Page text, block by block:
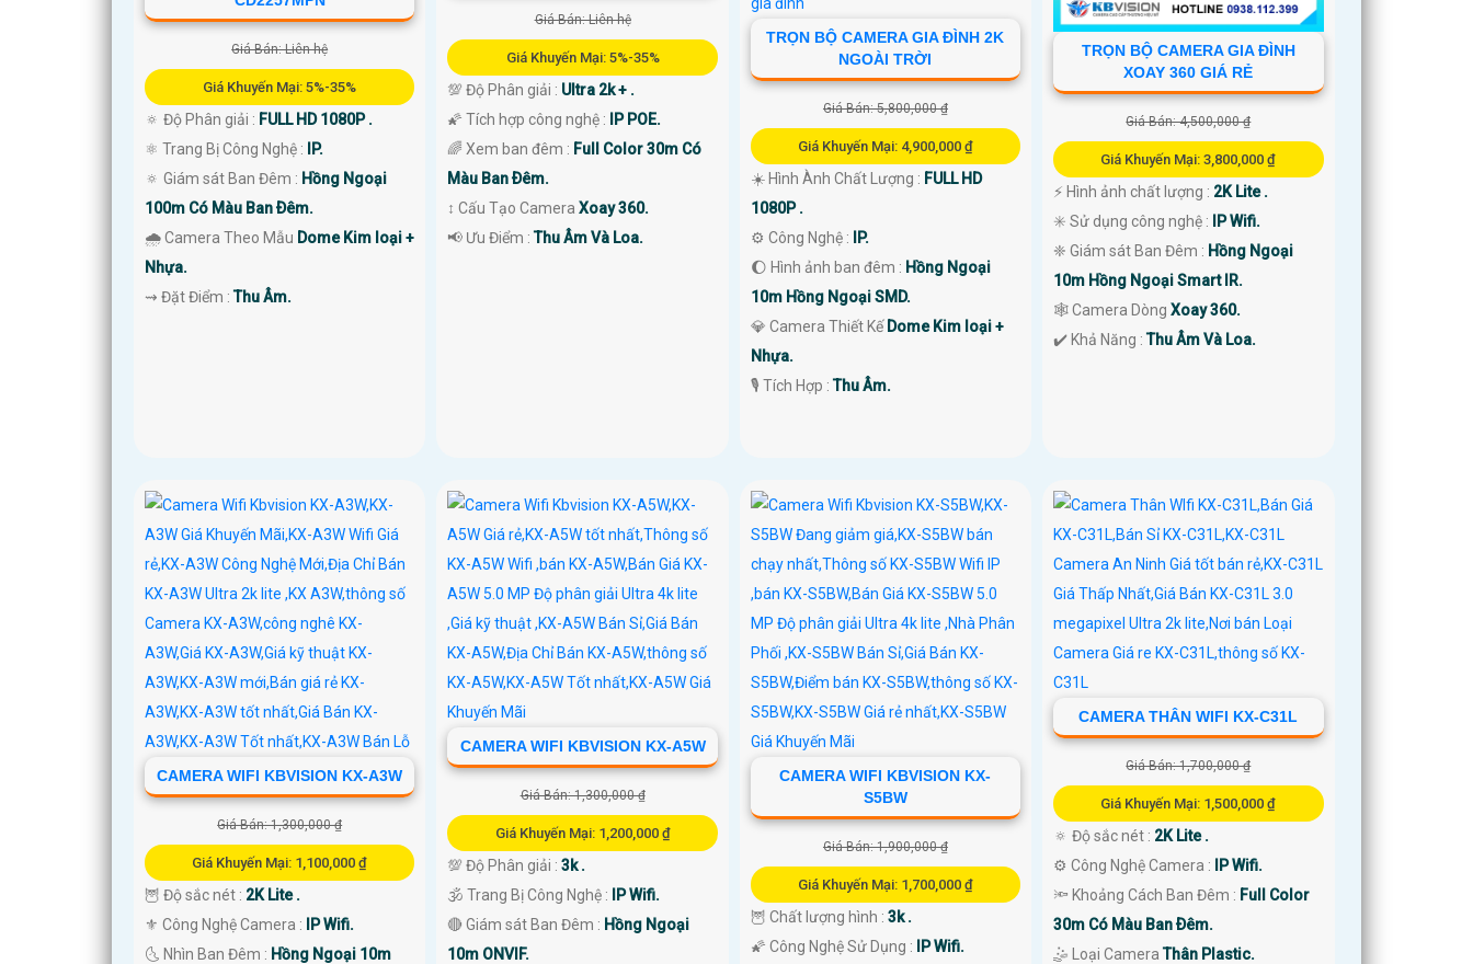
Giá Bán: Liên hệ
Giá Khuyến Mại: 5%-35%
🔅 Độ Phân giải : FULL HD 1080P .
⚛️ Trang Bị Công Nghệ : IP.
🔅 Giám sát Ban Đêm : Hồng Ngoại
100m Có Màu Ban Ðêm.
🌧️ Camera Theo Mẫu Dome Kim loại +
Nhựa.
️⇝ Đặt Điểm :Thu Âm.
Giá Bán: Liên hệ
Giá Khuyến Mại: 5%-35%
💯 Độ Phân giải : Ultra 2k + .
🌠 Tích hợp công nghệ : IP POE.
🌈 Xem ban đêm : Full Color 30m Có
Màu Ban Ðêm.
↕️ Cấu Tạo CameraXoay 360.
️📢 Ưu Điểm :Thu Âm Và Loa.
TRỌN BỘ CAMERA GIA ĐÌNH 2K
NGOÀI TRỜI
Giá Bán: 5,800,000 ₫
Giá Khuyến Mại: 4,900,000 ₫
☀️ Hình Ành Chất Lượng : FULL HD
1080P .
⚙ Công Nghệ : IP.
🌔 Hình ảnh ban đêm : Hồng Ngoại
10m Hồng Ngoại SMD.
💎 Camera Thiết KếDome Kim loại +
Nhựa.
️🎙 Tích Hợp :Thu Âm.
TRỌN BỘ CAMERA GIA ĐÌNH
XOAY 360 GIÁ RẺ
Giá Bán: 4,500,000 ₫
Giá Khuyến Mại: 3,800,000 ₫
️⚡ Hình ảnh chất lượng : 2K Lite .
✳️ Sử dụng công nghệ :
IP Wifi.
❈ Giám sát Ban Đêm : Hồng Ngoại
10m Hồng Ngoại Smart IR.
🕸️ Camera DòngXoay 360.
️✔️ Khả Năng :Thu Âm Và Loa.
CAMERA WIFI KBVISION KX-A3W
Giá Bán: 1,300,000 ₫
Giá Khuyến Mại: 1,100,000 ₫
🦉 Độ sắc nét : 2K Lite .
⚜️ Công Nghệ Camera : IP Wifi.
🌜 Nhìn Ban Đêm : Hồng Ngoại 10m
CAMERA WIFI KBVISION KX-A5W
Giá Bán: 1,300,000 ₫
Giá Khuyến Mại: 1,200,000 ₫
💯 Độ Phân giải :3k .
🕉️ Trang Bị Công Nghệ : IP Wifi.
🔴 Giám sát Ban Đêm : Hồng Ngoại
10m ONVIF.
CAMERA WIFI KBVISION KX-
S5BW
Giá Bán: 1,900,000 ₫
Giá Khuyến Mại: 1,700,000 ₫
🦉 Chất lượng hình : 3k .
🌠 Công Nghệ Sử Dụng : IP Wifi.
CAMERA THÂN WIFI KX-C31L
Giá Bán: 1,700,000 ₫
Giá Khuyến Mại: 1,500,000 ₫
🔅 Độ sắc nét : 2K Lite .
⚙ Công Nghệ Camera : IP Wifi.
🔦 Khoảng Cách Ban Đêm : Full Color
30m Có Màu Ban Ðêm.
🤹 Loại CameraThân Plastic.